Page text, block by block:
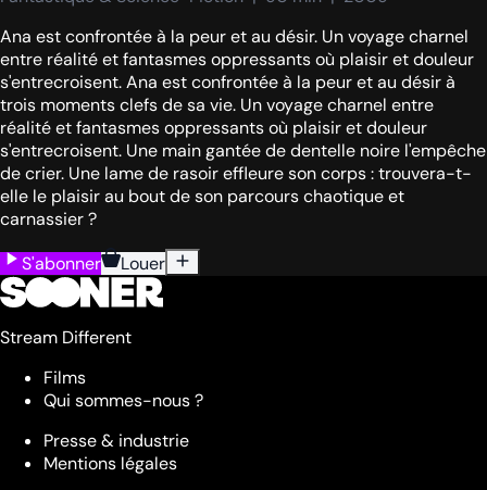
Ana est confrontée à la peur et au désir. Un voyage charnel
entre réalité et fantasmes oppressants où plaisir et douleur
s'entrecroisent. Ana est confrontée à la peur et au désir à
trois moments clefs de sa vie. Un voyage charnel entre
réalité et fantasmes oppressants où plaisir et douleur
s'entrecroisent. Une main gantée de dentelle noire l'empêche
de crier. Une lame de rasoir effleure son corps : trouvera-t-
elle le plaisir au bout de son parcours chaotique et
carnassier ?
S'abonner
Louer
Stream Different
Films
Qui sommes-nous ?
Presse & industrie
Mentions légales